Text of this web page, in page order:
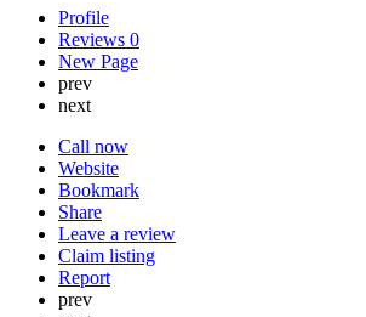
Profile
Reviews 0
New Page
prev
next
Call now
Website
Bookmark
Share
Leave a review
Claim listing
Report
prev